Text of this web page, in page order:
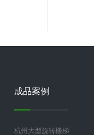
成品案例
杭州大型旋转楼梯